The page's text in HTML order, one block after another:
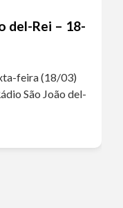
del-Rei – 18-
feira (18/03)
São João del-